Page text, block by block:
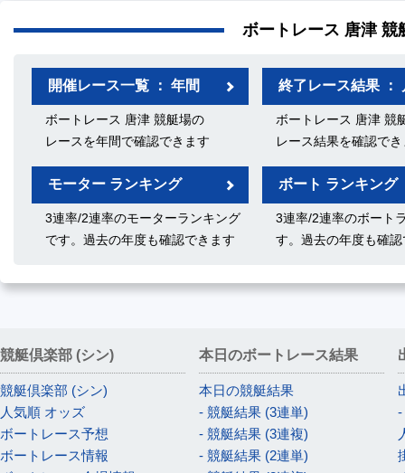
ボートレース 唐津 競
開催レース一覧 ： 年間
ボートレース 唐津 競艇場の
レースを年間で確認できます
終了レース結果 ：
ボートレース 唐津 競
レース結果を確認で
モーター ランキング
3連率/2連率のモーターランキング
です。過去の年度も確認できます
ボート ランキング
3連率/2連率のボート
す。過去の年度も確
競艇倶楽部 (シン)
競艇倶楽部 (シン)
人気順 オッズ
ボートレース予想
ボートレース情報
本日のボートレース結果
本日の競艇結果
- 競艇結果 (3連単)
- 競艇結果 (3連複)
- 競艇結果 (2連単)
-